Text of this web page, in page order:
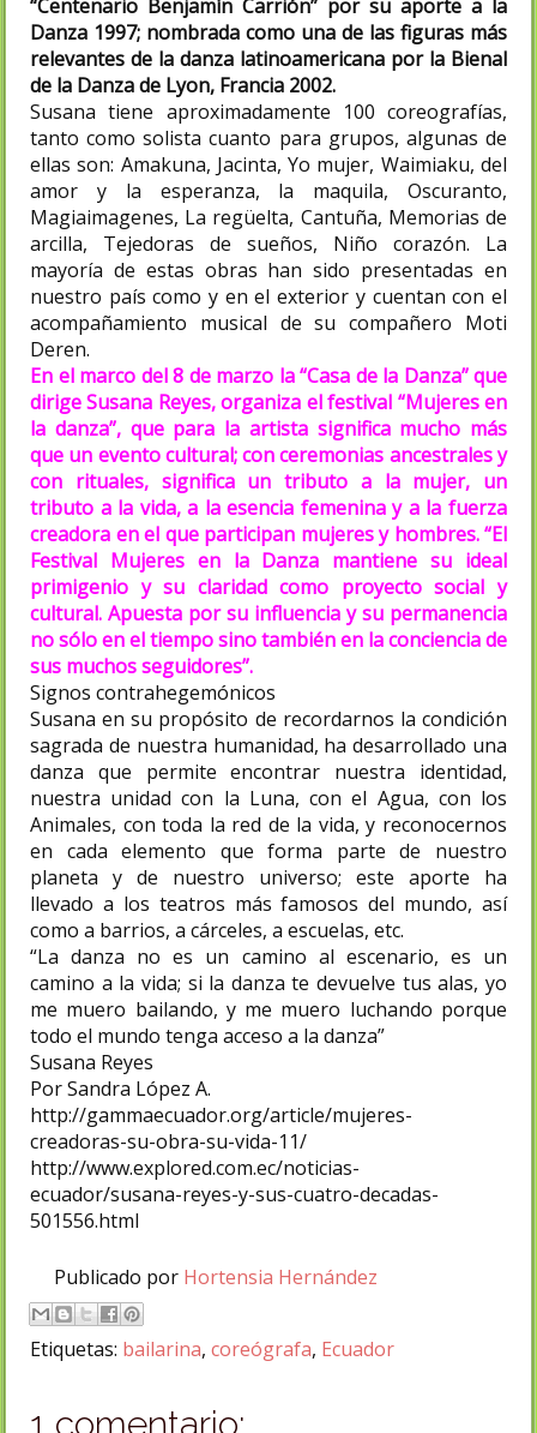
“Centenario Benjamín Carrión” por su aporte a la
Danza 1997; nombrada como una de las figuras más
relevantes de la danza latinoamericana por la Bienal
de la Danza de Lyon, Francia 2002.
Susana tiene aproximadamente 100 coreografías,
tanto como solista cuanto para grupos, algunas de
ellas son: Amakuna, Jacinta, Yo mujer, Waimiaku, del
amor y la esperanza, la maquila, Oscuranto,
Magiaimagenes, La regüelta, Cantuña, Memorias de
arcilla, Tejedoras de sueños, Niño corazón. La
mayoría de estas obras han sido presentadas en
nuestro país como y en el exterior y cuentan con el
acompañamiento musical de su compañero Moti
Deren.
En el marco del 8 de marzo la “Casa de la Danza” que
dirige Susana Reyes, organiza el festival “Mujeres en
la danza”, que para la artista significa mucho más
que un evento cultural; con ceremonias ancestrales y
con rituales, significa un tributo a la mujer, un
tributo a la vida, a la esencia femenina y a la fuerza
creadora en el que participan mujeres y hombres. “El
Festival Mujeres en la Danza mantiene su ideal
primigenio y su claridad como proyecto social y
cultural. Apuesta por su influencia y su permanencia
no sólo en el tiempo sino también en la conciencia de
sus muchos seguidores”.
Signos contrahegemónicos
Susana en su propósito de recordarnos la condición
sagrada de nuestra humanidad, ha desarrollado una
danza que permite encontrar nuestra identidad,
nuestra unidad con la Luna, con el Agua, con los
Animales, con toda la red de la vida, y reconocernos
en cada elemento que forma parte de nuestro
planeta y de nuestro universo; este aporte ha
llevado a los teatros más famosos del mundo, así
como a barrios, a cárceles, a escuelas, etc.
“La danza no es un camino al escenario, es un
camino a la vida; si la danza te devuelve tus alas, yo
me muero bailando, y me muero luchando porque
todo el mundo tenga acceso a la danza”
Susana Reyes
Por Sandra López A.
http://gammaecuador.org/article/mujeres-
creadoras-su-obra-su-vida-11/
http://www.explored.com.ec/noticias-
ecuador/susana-reyes-y-sus-cuatro-decadas-
501556.html
Publicado por Hortensia Hernández
Etiquetas: bailarina, coreógrafa, Ecuador
1 comentario: